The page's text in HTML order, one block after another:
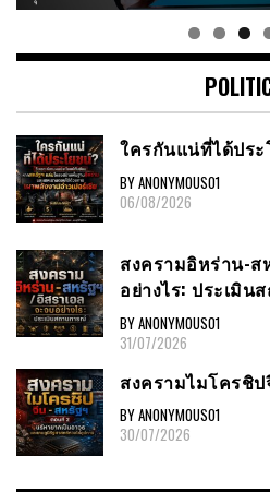
ใครกันแน่ที่ได้ประ
BY ANONYMOUS01
06/08/2026
สงครามอิหร่าน-ส
อย่างไร: ประเมิน
BY ANONYMOUS01
31/07/2026
สงครามไมโครชิ
BY ANONYMOUS01
30/07/2026